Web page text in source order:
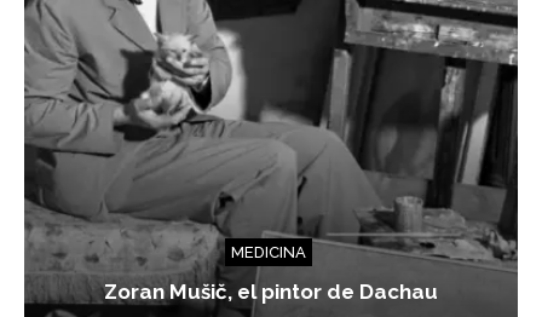
MEDICINA
Zoran Mušič, el pintor de Dachau